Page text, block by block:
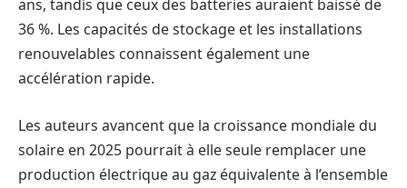
ans, tandis que ceux des batteries auraient baissé de
36 %. Les capacités de stockage et les installations
renouvelables connaissent également une
accélération rapide.
Les auteurs avancent que la croissance mondiale du
solaire en 2025 pourrait à elle seule remplacer une
production électrique au gaz équivalente à l’ensemble